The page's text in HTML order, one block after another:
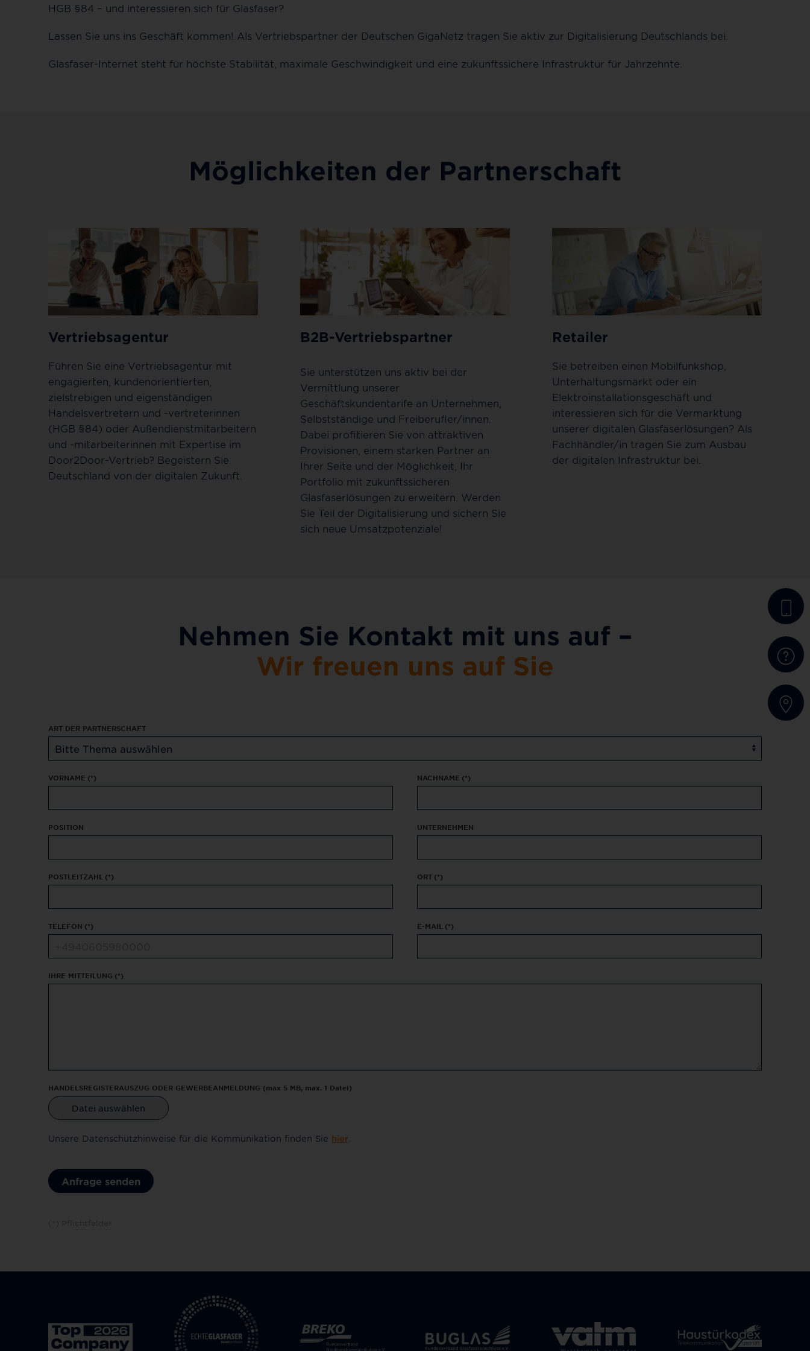
HGB §84 – und interessieren sich für Glasfaser?
Lassen Sie uns ins Geschäft kommen! Als Vertriebspartner der Deutschen GigaNetz tragen Sie aktiv zur Digitalisierung Deutschlands bei.
Glasfaser-Internet steht für höchste Stabilität, maximale Geschwindigkeit und eine zukunftssichere Infrastruktur für Jahrzehnte.
Möglichkeiten der Partnerschaft
Vertriebsagentur
Führen Sie eine Vertriebsagentur mit
engagierten, kundenorientierten,
zielstrebigen und eigenständigen
Handelsvertretern und -vertreterinnen
(HGB §84) oder Außendienstmitarbeitern
und -mitarbeiterinnen mit Expertise im
Door2Door-Vertrieb? Begeistern Sie
Deutschland von der digitalen Zukunft.
B2B-Vertriebspartner
Sie unterstützen uns aktiv bei der
Vermittlung unserer
Geschäftskundentarife an Unternehmen,
Selbstständige und Freiberufler/innen.
Dabei profitieren Sie von attraktiven
Provisionen, einem starken Partner an
Ihrer Seite und der Möglichkeit, Ihr
Portfolio mit zukunftssicheren
Glasfaserlösungen zu erweitern. Werden
Sie Teil der Digitalisierung und sichern Sie
sich neue Umsatzpotenziale!
Retailer
Sie betreiben einen Mobilfunkshop,
Unterhaltungsmarkt oder ein
Elektroinstallationsgeschäft und
interessieren sich für die Vermarktung
unserer digitalen Glasfaserlösungen? Als
Fachhändler/in tragen Sie zum Ausbau
der digitalen Infrastruktur bei.
Nehmen Sie Kontakt mit uns auf –
Wir freuen uns auf Sie
ART DER PARTNERSCHAFT
VORNAME (*) NACHNAME (*)
POSITION UNTERNEHMEN
POSTLEITZAHL (*) ORT (*)
TELEFON (*) E-MAIL (*)
IHRE MITTEILUNG (*)
HANDELSREGISTERAUSZUG ODER GEWERBEANMELDUNG (max 5 MB, max. 1 Datei)
Unsere Datenschutzhinweise für die Kommunikation finden Sie hier
Anfrage senden